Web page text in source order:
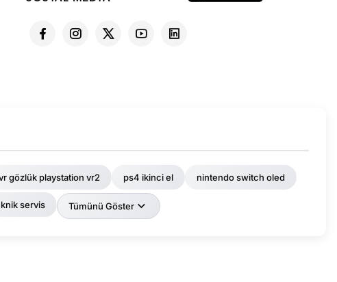
gözlük playstation vr2 ps4 ikinci el nintendo switch oled
servis Tümünü Göster